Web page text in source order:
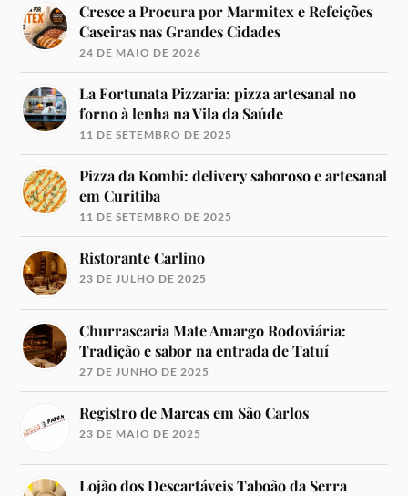
Cresce a Procura por Marmitex e Refeições
Caseiras nas Grandes Cidades
24 DE MAIO DE 2026
La Fortunata Pizzaria: pizza artesanal no
forno à lenha na Vila da Saúde
11 DE SETEMBRO DE 2025
Pizza da Kombi: delivery saboroso e artesanal
em Curitiba
11 DE SETEMBRO DE 2025
Ristorante Carlino
23 DE JULHO DE 2025
Churrascaria Mate Amargo Rodoviária:
Tradição e sabor na entrada de Tatuí
27 DE JUNHO DE 2025
Registro de Marcas em São Carlos
23 DE MAIO DE 2025
Lojão dos Descartáveis Taboão da Serra